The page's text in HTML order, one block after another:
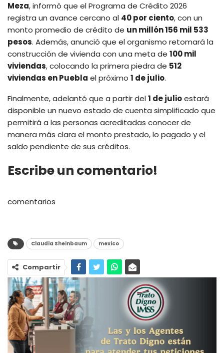
Meza, informó que el Programa de Crédito 2026
registra un avance cercano al 40 por ciento, con un
monto promedio de crédito de un millón 156 mil 533
pesos. Además, anunció que el organismo retomará la
construcción de vivienda con una meta de 100 mil
viviendas, colocando la primera piedra de 512
viviendas en Puebla el próximo 1 de julio.
Finalmente, adelantó que a partir del1 de julioestará
disponible un nuevo estado de cuenta simplificado que
permitirá a las personas acreditadas conocer de
manera más clara el monto prestado, lo pagado y el
saldo pendiente de sus créditos.
Escribe un comentario!
comentarios
Claudia Sheinbaum mexico
Compartir